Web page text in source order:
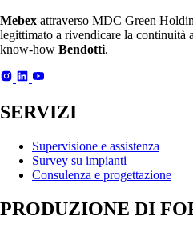
Mebex attraverso MDC Green
legittimato a rivendicare la continuità
know-how Bendotti.
SERVIZI
Supervisione e assistenza
Survey su impianti
Consulenza e progettazione
PRODUZIONE DI